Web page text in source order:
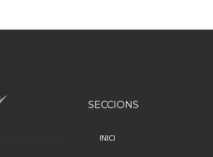
SECCIONS
INICI